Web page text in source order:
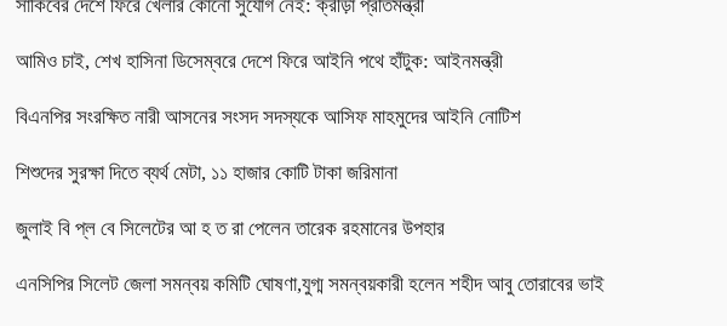
সাকিবের দেশে ফিরে খেলার কোনো সুযোগ নেই: ক্রীড়া প্রতিমন্ত্রী
আমিও চাই, শেখ হাসিনা ডিসেম্বরে দেশে ফিরে আইনি পথে হাঁটুক: আইনমন্ত্রী
বিএনপির সংরক্ষিত নারী আসনের সংসদ সদস্যকে আসিফ মাহমুদের আইনি নোটিশ
শিশুদের সুরক্ষা দিতে ব্যর্থ মেটা, ১১ হাজার কোটি টাকা জরিমানা
জুলাই বি প্ল বে সিলেটের আ হ ত রা পেলেন তারেক রহমানের উপহার
এনসিপির সিলেট জেলা সমন্বয় কমিটি ঘোষণা,যুগ্ম সমন্বয়কারী হলেন শহীদ আবু তোরাবের ভাই